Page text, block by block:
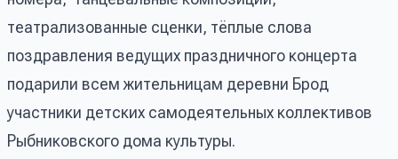
театрализованные сценки, тёплые слова
поздравления ведущих праздничного концерта
подарили всем жительницам деревни Брод
участники детских самодеятельных коллективов
Рыбниковского дома культуры.